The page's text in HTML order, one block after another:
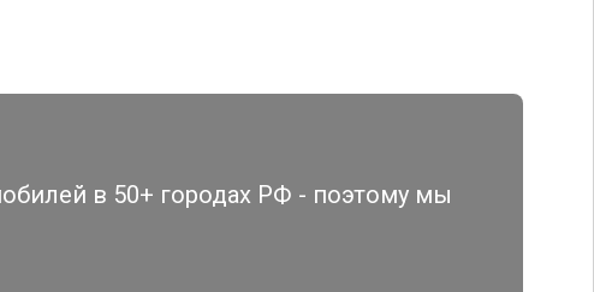
в 50+ городах РФ - поэтому мы